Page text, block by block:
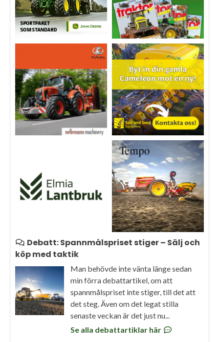
Debatt: Spannmålspriset stiger – Sälj och
köp med taktik
Man behövde inte vänta länge sedan
min förra debattartikel, om att
spannmålspriset inte stiger, till det att
det steg. Även om det legat stilla
senaste veckan är det just nu...
Se alla debattartiklar här